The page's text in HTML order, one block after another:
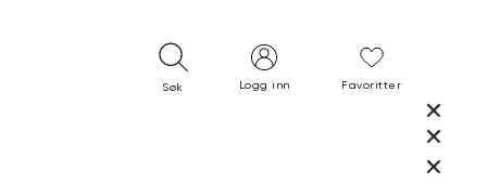
LUKK
LUKK
Søk Logg inn Favoritter